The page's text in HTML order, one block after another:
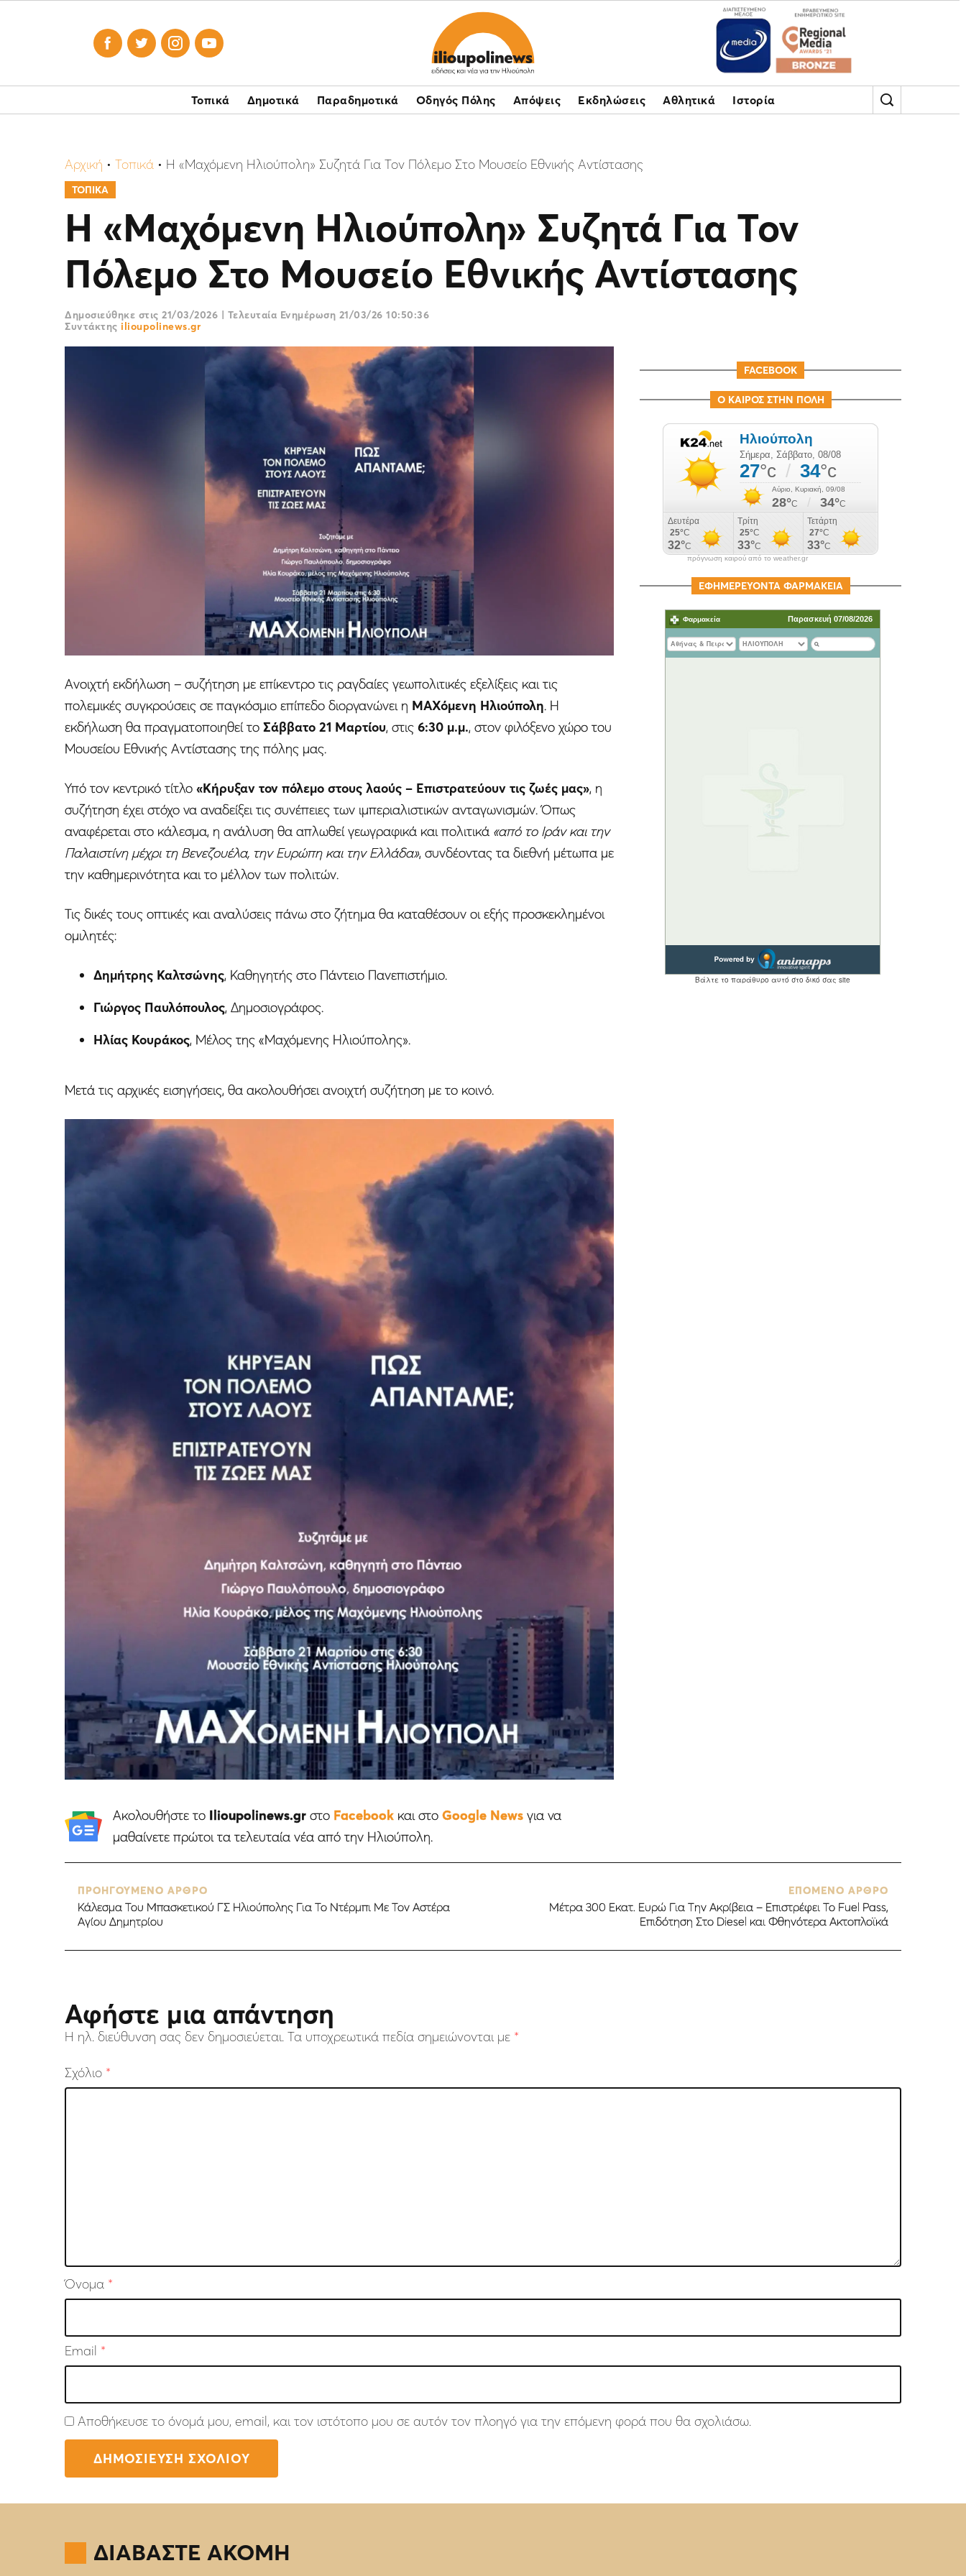
   
Τοπικά Δημοτικά Παραδημοτικά Οδηγός Πόλης Απόψεις Εκδηλώσεις Αθλητικά Ιστορία
Αρχική • Τοπικά • Η «Μαχόμενη Ηλιούπολη» Συζητά Για Τον Πόλεμο Στο Μουσείο Εθνικής Αντίστασης
ΤΟΠΙΚΑ
Η «Μαχόμενη Ηλιούπολη» Συζητά Για Τον
Πόλεμο Στο Μουσείο Εθνικής Αντίστασης
Δημοσιεύθηκε στις 21/03/2026 | Τελευταία Ενημέρωση 21/03/26 10:50:36
Συντάκτης ilioupolinews.gr
Ανοιχτή εκδήλωση – συζήτηση με επίκεντρο τις ραγδαίες γεωπολιτικές εξελίξεις και τις
πολεμικές συγκρούσεις σε παγκόσμιο επίπεδο διοργανώνει η ΜΑΧόμενη Ηλιούπολη. Η
εκδήλωση θα πραγματοποιηθεί το Σάββατο 21 Μαρτίου, στις 6:30 μ.μ., στον φιλόξενο χώρο του
Μουσείου Εθνικής Αντίστασης της πόλης μας.
Υπό τον κεντρικό τίτλο «Κήρυξαν τον πόλεμο στους λαούς – Επιστρατεύουν τις ζωές μας», η
συζήτηση έχει στόχο να αναδείξει τις συνέπειες των ιμπεριαλιστικών ανταγωνισμών. Όπως
αναφέρεται στο κάλεσμα, η ανάλυση θα απλωθεί γεωγραφικά και πολιτικά «από το Ιράν και την
Παλαιστίνη μέχρι τη Βενεζουέλα, την Ευρώπη και την Ελλάδα», συνδέοντας τα διεθνή μέτωπα με
την καθημερινότητα και το μέλλον των πολιτών.
Τις δικές τους οπτικές και αναλύσεις πάνω στο ζήτημα θα καταθέσουν οι εξής προσκεκλημένοι
ομιλητές:
Δημήτρης Καλτσώνης, Καθηγητής στο Πάντειο Πανεπιστήμιο.
Γιώργος Παυλόπουλος, Δημοσιογράφος.
Ηλίας Κουράκος, Μέλος της «Μαχόμενης Ηλιούπολης».
Μετά τις αρχικές εισηγήσεις, θα ακολουθήσει ανοιχτή συζήτηση με το κοινό.
Ακολουθήστε το Ilioupolinews.grστο Facebookκαι στο Google Newsγια να
μαθαίνετε πρώτοι τα τελευταία νέα από την Ηλιούπολη.
FACEBOOK
Ο ΚΑΙΡΟΣ ΣΤΗΝ ΠΟΛΗ
πρόγνωση καιρού από το weather.gr
ΕΦΗΜΕΡΕΥΟΝΤΑ ΦΑΡΜΑΚΕΙΑ
ΠΡΟΗΓΟΥΜΕΝΟ ΑΡΘΡΟ
Κάλεσμα Του Μπασκετικού ΓΣ Ηλιούπολης Για Το Ντέρμπι Με Τον Αστέρα
Αγίου Δημητρίου
ΕΠΟΜΕΝΟ ΑΡΘΡΟ
Μέτρα 300 Εκατ. Ευρώ Για Την Ακρίβεια – Επιστρέφει Το Fuel Pass,
Επιδότηση Στο Diesel και Φθηνότερα Ακτοπλοϊκά
Αφήστε μια απάντηση
Η ηλ. διεύθυνση σας δεν δημοσιεύεται. Τα υποχρεωτικά πεδία σημειώνονται με *
Σχόλιο *
Όνομα *
Email *
Αποθήκευσε το όνομά μου, email, και τον ιστότοπο μου σε αυτόν τον πλοηγό για την επόμενη φορά που θα σχολιάσω.
ΔΙΑΒΑΣΤΕ ΑΚΟΜΗ